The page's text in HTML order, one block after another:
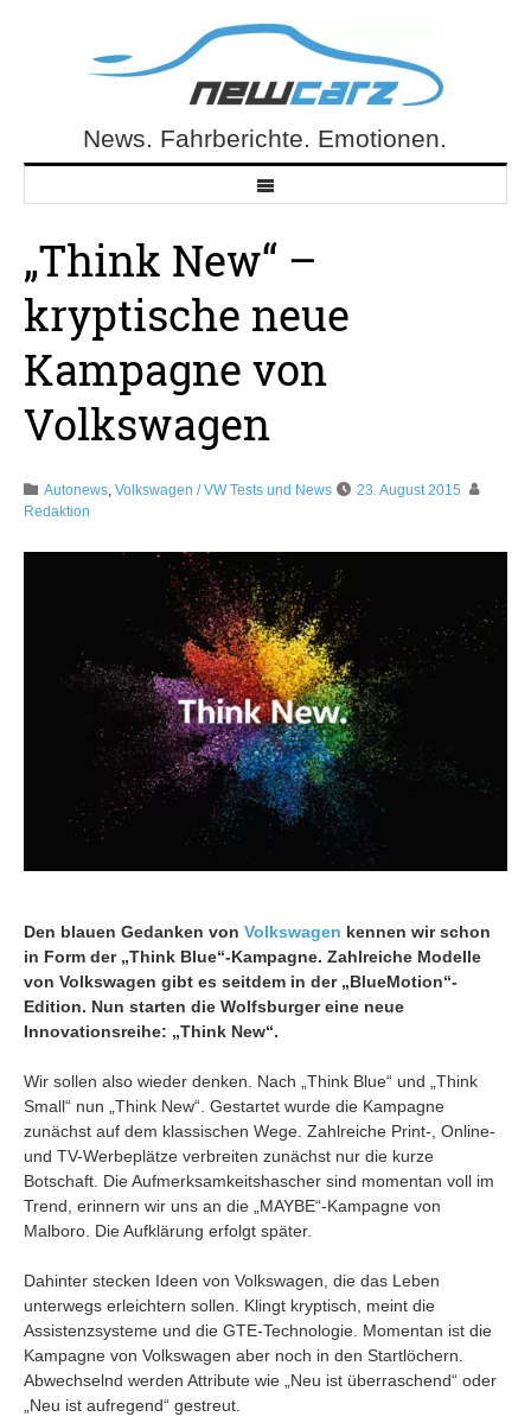
NewCarz.deNews. Fahrberichte. Emotionen.
„Think New“ –
kryptische neue
Kampagne von
Volkswagen
Autonews, Volkswagen / VW Tests und News
23. August 2015
Redaktion
Den blauen Gedanken von Volkswagen kennen wir schon
in Form der „Think Blue“-Kampagne. Zahlreiche Modelle
von Volkswagen gibt es seitdem in der „BlueMotion“-
Edition. Nun starten die Wolfsburger eine neue
Innovationsreihe: „Think New“.
Wir sollen also wieder denken. Nach „Think Blue“ und „Think
Small“ nun „Think New“. Gestartet wurde die Kampagne
zunächst auf dem klassischen Wege. Zahlreiche Print-, Online-
und TV-Werbeplätze verbreiten zunächst nur die kurze
Botschaft. Die Aufmerksamkeitshascher sind momentan voll im
Trend, erinnern wir uns an die „MAYBE“-Kampagne von
Malboro. Die Aufklärung erfolgt später.
Dahinter stecken Ideen von Volkswagen, die das Leben
unterwegs erleichtern sollen. Klingt kryptisch, meint die
Assistenzsysteme und die GTE-Technologie. Momentan ist die
Kampagne von Volkswagen aber noch in den Startlöchern.
Abwechselnd werden Attribute wie „Neu ist überraschend“ oder
„Neu ist aufregend“ gestreut.